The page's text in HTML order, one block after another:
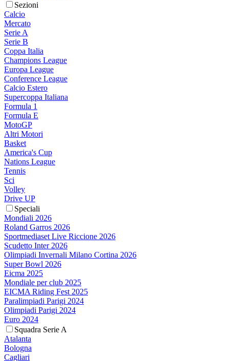
Sezioni
Calcio
Mercato
Serie A
Serie B
Coppa Italia
Champions League
Europa League
Conference League
Calcio Estero
Supercoppa Italiana
Formula 1
Formula E
MotoGP
Altri Motori
Basket
America's Cup
Nations League
Tennis
Sci
Volley
Drive UP
Speciali
Mondiali 2026
Roland Garros 2026
Sportmediaset Live Riccione 2026
Scudetto Inter 2026
Olimpiadi Invernali Milano Cortina 2026
Super Bowl 2026
Eicma 2025
Mondiale per club 2025
EICMA Riding Fest 2025
Paralimpiadi Parigi 2024
Olimpiadi Parigi 2024
Euro 2024
Squadra Serie A
Atalanta
Bologna
Cagliari